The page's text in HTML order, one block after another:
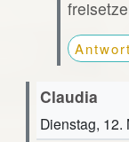
Claudia
Dienstag, 12.